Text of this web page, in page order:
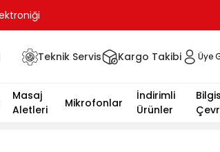
Teknik Servis Kargo Takibi Üye
Masaj
Aletleri
Mikrofonlar
İndirimli
Ürünler